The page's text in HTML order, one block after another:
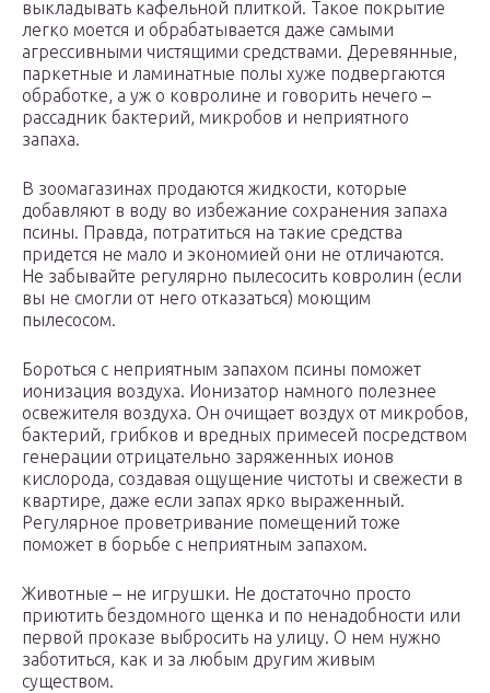
выкладывать кафельной плиткой. Такое покрытие
легко моется и обрабатывается даже самыми
агрессивными чистящими средствами. Деревянные,
паркетные и ламинатные полы хуже подвергаются
обработке, а уж о ковролине и говорить нечего –
рассадник бактерий, микробов и неприятного
запаха.
В зоомагазинах продаются жидкости, которые
добавляют в воду во избежание сохранения запаха
псины. Правда, потратиться на такие средства
придется не мало и экономией они не отличаются.
Не забывайте регулярно пылесосить ковролин (если
вы не смогли от него отказаться) моющим
пылесосом.
Бороться с неприятным запахом псины поможет
ионизация воздуха. Ионизатор намного полезнее
освежителя воздуха. Он очищает воздух от микробов,
бактерий, грибков и вредных примесей посредством
генерации отрицательно заряженных ионов
кислорода, создавая ощущение чистоты и свежести в
квартире, даже если запах ярко выраженный.
Регулярное проветривание помещений тоже
поможет в борьбе с неприятным запахом.
Животные – не игрушки. Не достаточно просто
приютить бездомного щенка и по ненадобности или
первой проказе выбросить на улицу. О нем нужно
заботиться, как и за любым другим живым
существом.